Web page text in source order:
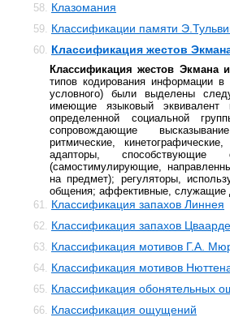
58. Клазомания
59. Классификации памяти
60. Классификация жестов
Классификация жестов Экмана
типов кодирования информации в
условного) были выделены
имеющие языковый эквивалент
определенной социальной
сопровождающие
ритмические,
адапторы, способствующие
(самостимулирующие,
на предмет); регуляторы,
общения; аффективные, служащие
61. Классификация запахов Линнея
62. Классификация запахов
63. Классификация мотивов Г.А.
64. Классификация мотивов
65. Классификация обонятельных
66. Классификация ощущений